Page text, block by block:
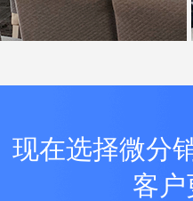
现在选择微分
客户